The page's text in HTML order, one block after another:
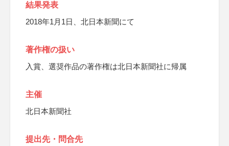
結果発表
2018年1月1日、北日本新聞にて
著作権の扱い
入賞、選奨作品の著作権は北日本新聞社に帰属
主催
北日本新聞社
提出先・問合先